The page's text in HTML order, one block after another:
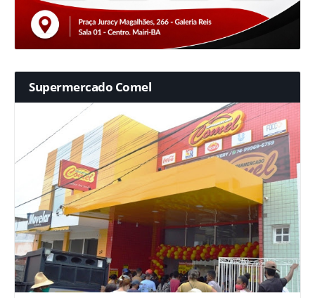
Supermercado Comel